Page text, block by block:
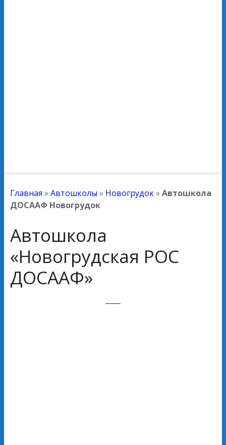
Главная » Автошколы » Новогрудок» Автошкола
ДОСААФ Новогрудок
Автошкола
«Новогрудская РОС
ДОСААФ»